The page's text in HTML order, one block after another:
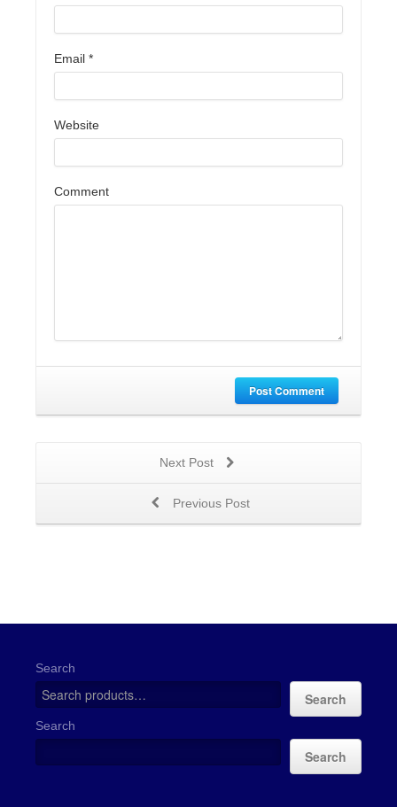
Email *
Website
Comment
Post Comment
Next Post
Previous Post
Search
Search
Search
Search